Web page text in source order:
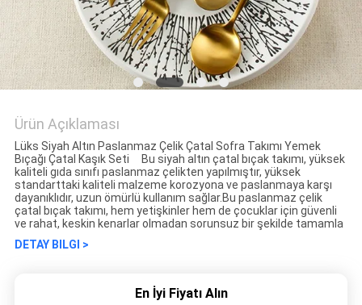
Ürün Açıklaması
Lüks Siyah Altın Paslanmaz Çelik Çatal Sofra Takımı Yemek
Bıçağı Çatal Kaşık Seti Bu siyah altın çatal bıçak takımı, yüksek
kaliteli gıda sınıfı paslanmaz çelikten yapılmıştır, yüksek
standarttaki kaliteli malzeme korozyona ve paslanmaya karşı
dayanıklıdır, uzun ömürlü kullanım sağlar.Bu paslanmaz çelik
çatal bıçak takımı, hem yetişkinler hem de çocuklar için güvenli
ve rahat, keskin kenarlar olmadan sorunsuz bir şekilde tamamla
DETAY BILGI >
En İyi Fiyatı Alın